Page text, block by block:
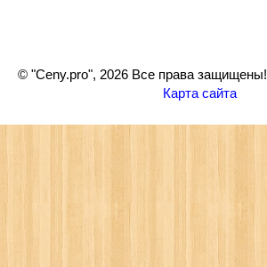
© "Ceny.pro", 2026 Все права защищены!
Карта сайта